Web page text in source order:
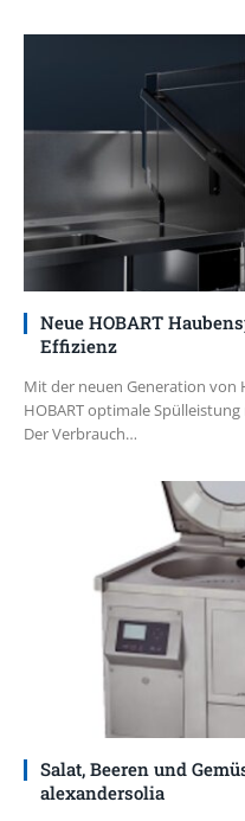
Neue HOBART
Effizienz
Mit der neuen Generation
HOBART optimale
Der Verbrauch…
Salat, Beeren und
alexandersolia